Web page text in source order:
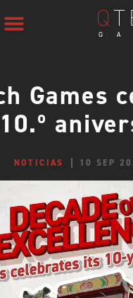
Games
NOTICIAS 10 SEP